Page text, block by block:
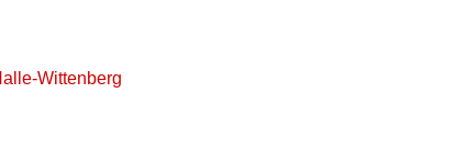
Wittenberg